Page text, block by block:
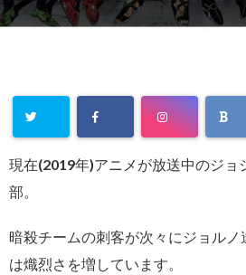
現在(2019年)アニメが放送中のジョ
部。
暗殺チームの刺客が次々にジョル
は熾烈さを増しています。